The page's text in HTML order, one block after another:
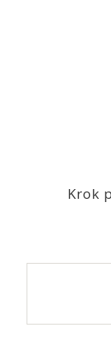
Krok